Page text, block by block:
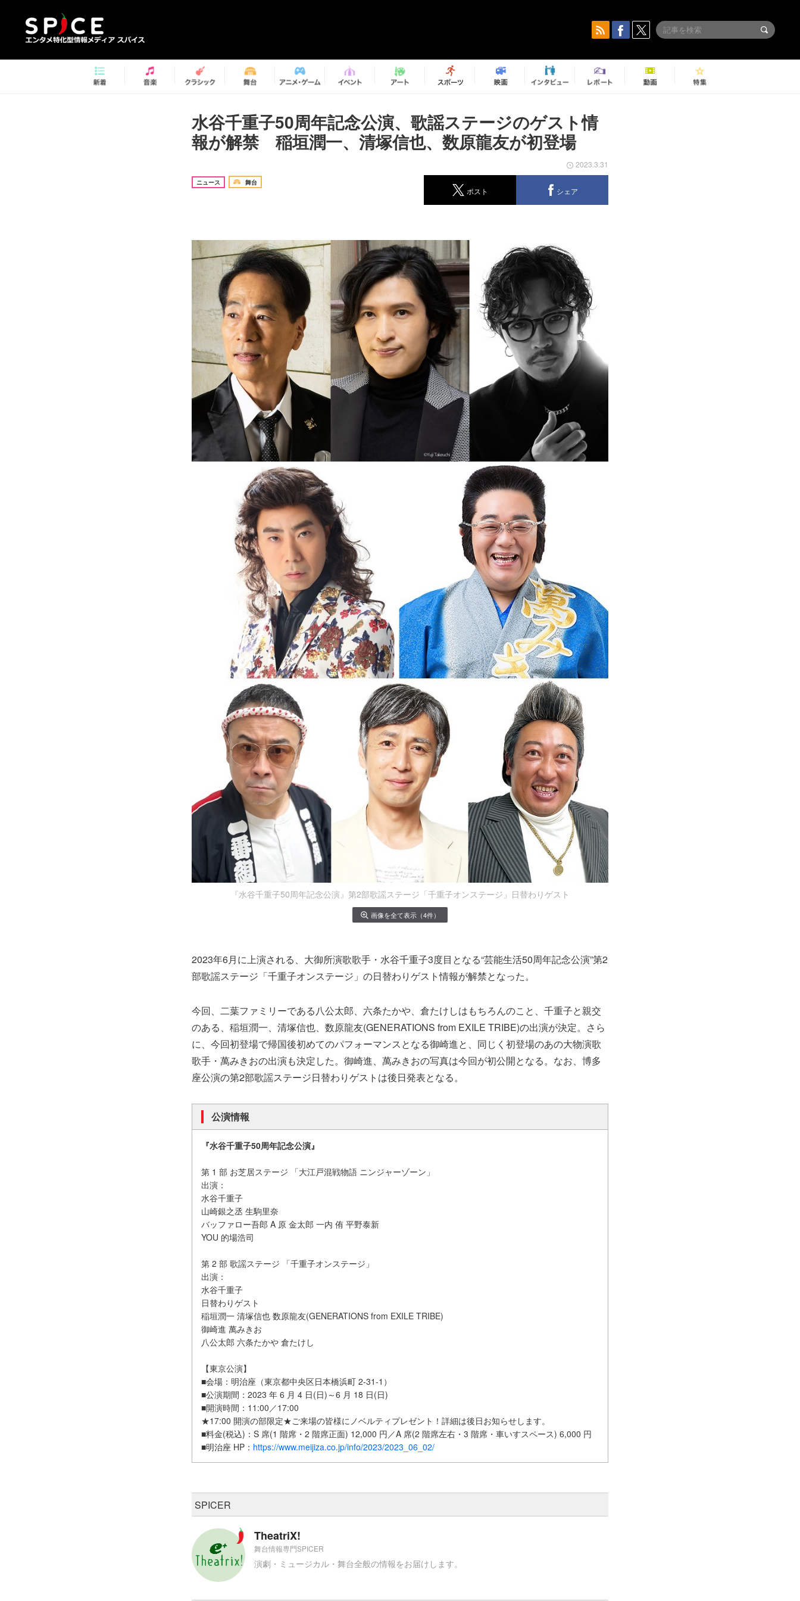
水谷千重子50周年記念公演、歌謡ステージのゲスト情
報が解禁 稲垣潤一、清塚信也、数原龍友が初登場
ニュース 舞台
2023.3.31
ポスト シェア
『水谷千重子50周年記念公演』第2部歌謡ステージ「千重子オンステージ」日替わりゲスト
画像を全て表示（4件）
2023年6月に上演される、大御所演歌歌手・水谷千重子3度目となる“芸能生活50周年記念公演”第2
部歌謡ステージ「千重子オンステージ」の日替わりゲスト情報が解禁となった。
今回、二葉ファミリーである八公太郎、六条たかや、倉たけしはもちろんのこと、千重子と親交
のある、稲垣潤一、清塚信也、数原龍友(GENERATIONS from EXILE TRIBE)の出演が決定。さら
に、今回初登場で帰国後初めてのパフォーマンスとなる御崎進と、同じく初登場のあの大物演歌
歌手・萬みきおの出演も決定した。御崎進、萬みきおの写真は今回が初公開となる。なお、博多
座公演の第2部歌謡ステージ日替わりゲストは後日発表となる。
公演情報
『水谷千重子50周年記念公演』
第 1 部 お芝居ステージ 「大江戸混戦物語 ニンジャーゾーン」
出演：
水谷千重子
山崎銀之丞 生駒⾥奈
バッファロー吾郎 A 原 金太郎 一内 侑 平野泰新
YOU 的場浩司
第 2 部 歌謡ステージ 「千重子オンステージ」
出演：
水谷千重子
日替わりゲスト
稲垣潤一 清塚信也 数原龍友(GENERATIONS from EXILE TRIBE)
御崎進 萬みきお
八公太郎 六条たかや 倉たけし
【東京公演】
■会場：明治座（東京都中央区日本橋浜町 2-31-1）
■公演期間：2023 年 6 月 4 日(日)～6 月 18 日(日)
■開演時間：11:00／17:00
★17:00 開演の部限定★ご来場の皆様にノベルティプレゼント！詳細は後日お知らせします。
■料金(税込)：S 席(1 階席・2 階席正面) 12,000 円／A 席(2 階席左右・3 階席・車いすスペース) 6,000 円
■明治座 HP： https://www.meijiza.co.jp/info/2023/2023_06_02/
SPICER
TheatriX!
舞台情報専門SPICER
演劇・ミュージカル・舞台全般の情報をお届けします。